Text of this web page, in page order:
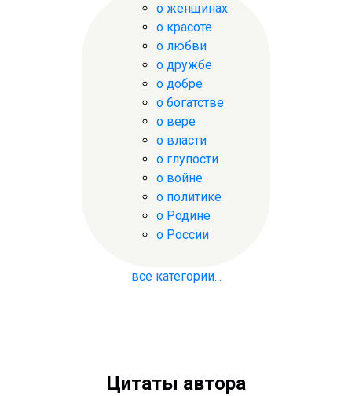
о женщинах
о красоте
о любви
о дружбе
о добре
о богатстве
о вере
о власти
о глупости
о войне
о политике
о Родине
о России
все категории...
Цитаты автора